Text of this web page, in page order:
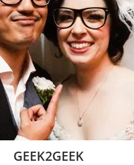
GEEK2GEEK